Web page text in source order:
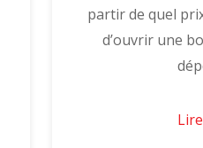
partir de quel
d’ouvrir une